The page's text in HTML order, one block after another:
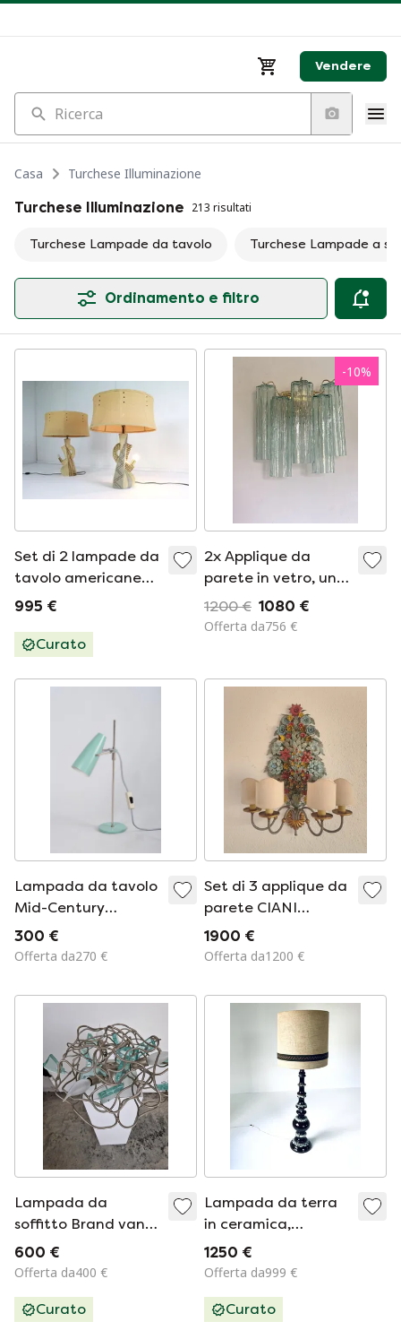
Vendere
Ricerca
Casa
Turchese Illuminazione
Turchese Illuminazione 213 risultati
Turchese Lampade da tavolo Turchese Lampade a
Ordinamento e filtro
Set di 2 lampade da
tavolo americane
vintage
995 €
Curato
-10%
2x Applique da
parete in vetro, una
coppia
1200 € 1080 €
Offerta da756 €
Lampada da tavolo
Mid-Century
restaurata di J.
Hůrka per Napako,
Repubblica Ceca,
300 €
Offerta da270 €
Set di 3 applique da
parete CIANI
Firenze, dipinte e
forgiate a mano,
"Bouquet Floreale",
1900 €
Offerta da1200 €
Lampada da
soffitto Brand van
Egmond Crystal
Waters, diametro
condizioni,
600 €
Offerta da400 €
Curato
Lampada da terra
in ceramica,
Germania Ovest
1250 €
Offerta da999 €
Curato